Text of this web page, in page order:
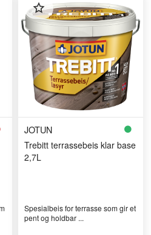
JOTUN
Trebitt terrassebeis klar base
2,7L
Spesialbeis for terrasse som gir et
pent og holdbar ...